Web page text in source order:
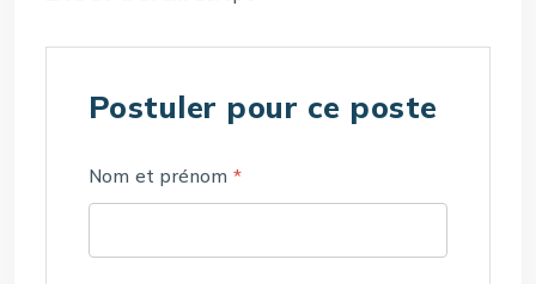
Postuler pour ce poste
Nom et prénom *